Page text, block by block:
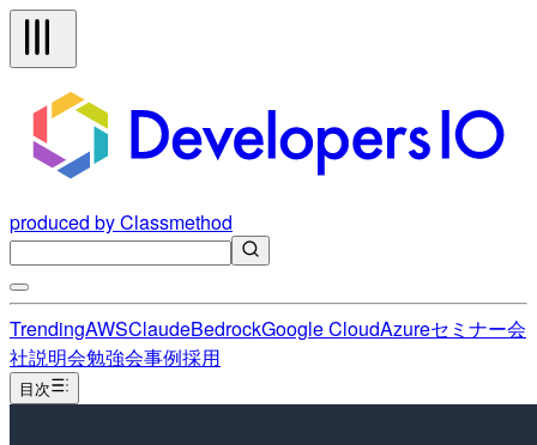
produced by Classmethod
TrendingAWSClaudeBedrockGoogle CloudAzureセミナー会
社説明会勉強会事例採用
目次